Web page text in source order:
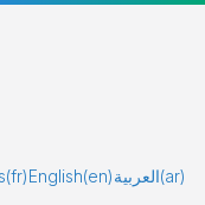
(fr) English(en)العربية(ar)